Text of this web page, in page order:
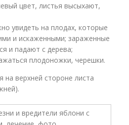
цвет, листья высыхают,
увидеть на плодах, которые
и искаженными; зараженные
и падают с дерева;
плодоножки, черешки.
на верхней стороне листа